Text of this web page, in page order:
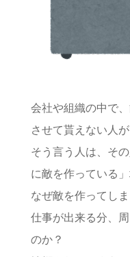
会社や組織の中で
させて貰えない人が
そう言う人は、そ
に敵を作っている
なぜ敵を作ってし
仕事が出来る分、
のか？